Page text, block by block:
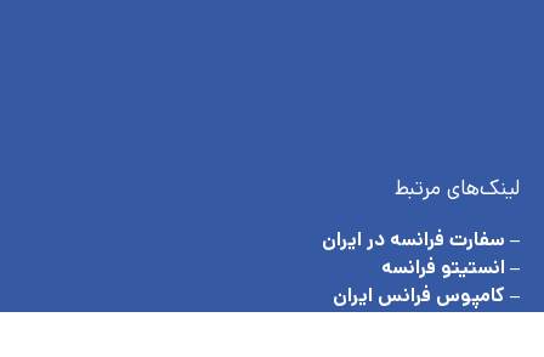
لینک‌های مرتبط
– سفارت فرانسه در ایران
– انستیتو فرانسه
– کامپوس فرانس ایران